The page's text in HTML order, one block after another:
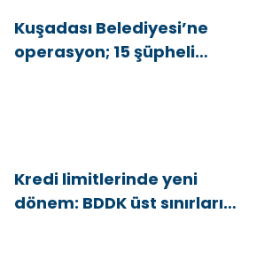
Kuşadası Belediyesi’ne
operasyon; 15 şüpheli
Kredi limitlerinde yeni
dönem: BDDK üst sınırları